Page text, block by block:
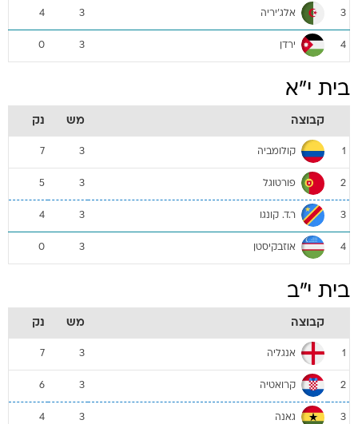
3 אלג'יריה 3
4
4 ירדן 3
0
בית י"א
קבוצה מש נק
1 קולומביה 3
7
2 פורטוגל 3
5
3 ר.ד. קונגו 3
4
4 אוזבקיסטן 3
0
בית י"ב
קבוצה מש נק
1 אנגליה 3
7
2 קרואטיה 3
6
3 גאנה 3
4